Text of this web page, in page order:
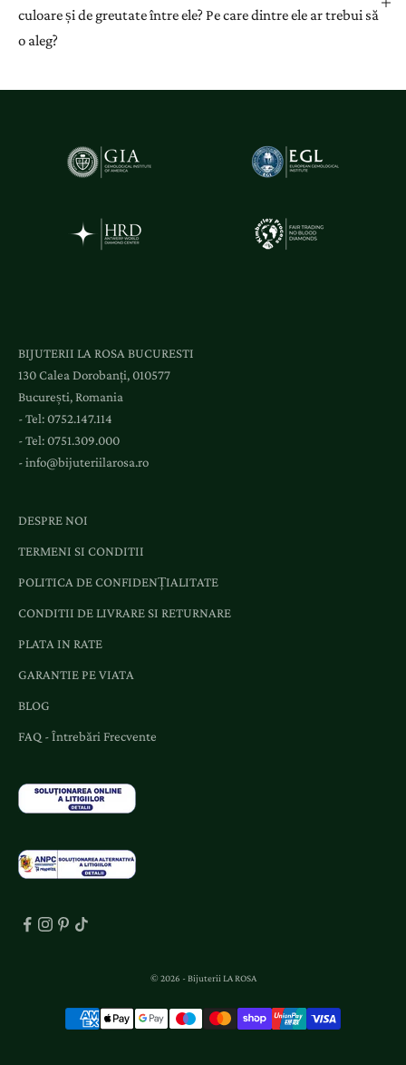
culoare și de greutate între ele? Pe care dintre ele ar trebui să
o aleg?
BIJUTERII LA ROSA BUCURESTI
130 Calea Dorobanți, 010577
București, Romania
- Tel:0752.147.114
- Tel:0751.309.000
-info@bijuteriilarosa.ro
DESPRE NOI
TERMENI SI CONDITII
POLITICA DE CONFIDENȚIALITATE
CONDITII DE LIVRARE SI RETURNARE
PLATA IN RATE
GARANTIE PE VIATA
BLOG
FAQ - Întrebări Frecvente
© 2026 - Bijuterii LA ROSA